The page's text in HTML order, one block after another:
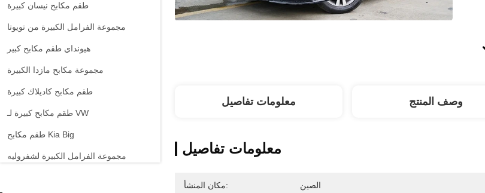
طقم مكابح نيسان كبيرة
مجموعة الفرامل الكبيرة من تويوتا
هيونداي طقم مكابح كبير
مجموعة مكابح مازدا الكبيرة
طقم مكابح كاديلاك كبيرة
طقم مكابح كبيرة لـ VW
طقم مكابح Kia Big
مجموعة الفرامل الكبيرة لشفروليه
معلومات تفاصيل وصف المنتج
معلومات تفاصيل
مكان المنشأ: الصين